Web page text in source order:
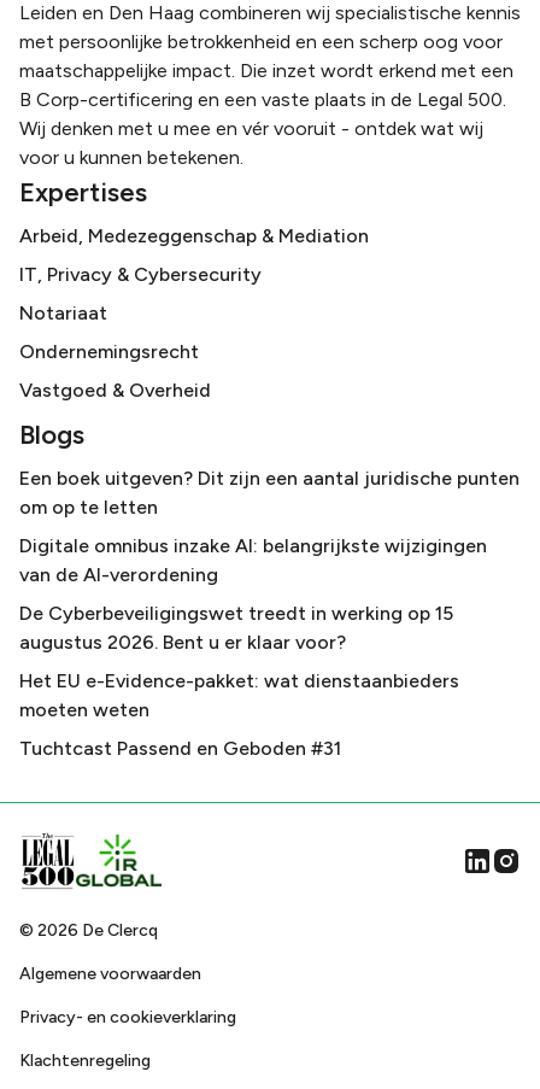
Leiden en Den Haag combineren wij specialistische kennis
met persoonlijke betrokkenheid en een scherp oog voor
maatschappelijke impact. Die inzet wordt erkend met een
B Corp-certificering en een vaste plaats in de Legal 500.
Wij denken met u mee en vér vooruit - ontdek wat wij
voor u kunnen betekenen.
Expertises
Arbeid, Medezeggenschap & Mediation
IT, Privacy & Cybersecurity
Notariaat
Ondernemingsrecht
Vastgoed & Overheid
Blogs
Een boek uitgeven? Dit zijn een aantal juridische punten
om op te letten
Digitale omnibus inzake AI: belangrijkste wijzigingen
van de AI-verordening
De Cyberbeveiligingswet treedt in werking op 15
augustus 2026. Bent u er klaar voor?
Het EU e-Evidence-pakket: wat dienstaanbieders
moeten weten
Tuchtcast Passend en Geboden #31
© 2026 De Clercq
Algemene voorwaarden
Privacy- en cookieverklaring
Klachtenregeling